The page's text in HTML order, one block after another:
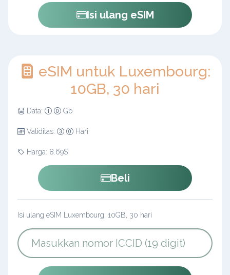
Isi ulang eSIM
eSIM untuk Luxembourg:
10GB, 30 hari
Data: Gb
Validitas: Hari
Harga: 8.69$
Beli
Isi ulang eSIM Luxembourg: 10GB, 30 hari